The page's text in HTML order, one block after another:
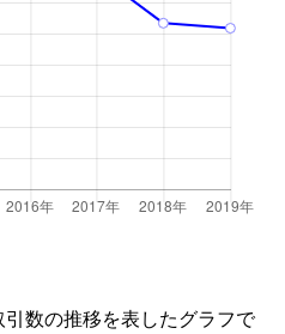
数の推移を表したグラフで